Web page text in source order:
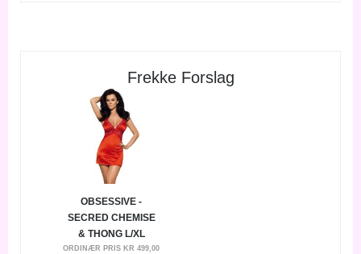
Frekke Forslag
OBSESSIVE -
SECRED CHEMISE
& THONG L/XL
ORDINÆR PRIS KR 499,00